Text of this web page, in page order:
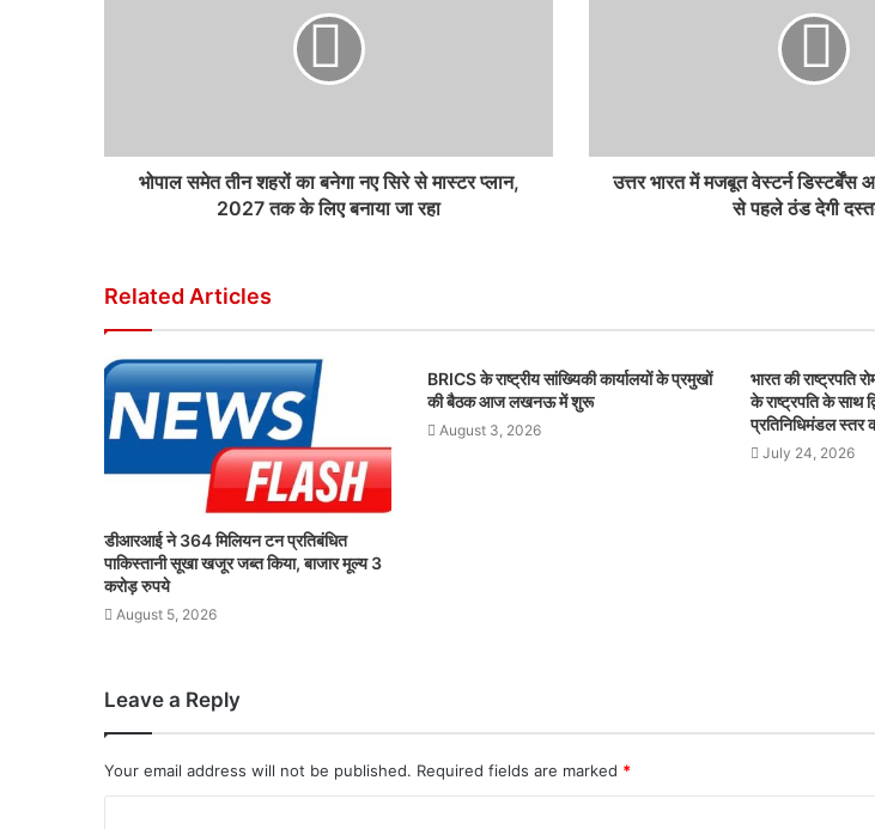
भोपाल समेत तीन शहरों का बनेगा नए सिरे से मास्टर प्लान,
2027 तक के लिए बनाया जा रहा
उत्तर भारत में मजबूत वेस्टर्न
से पहले ठंड देगी
Related Articles
डीआरआई ने 364 मिलियन टन प्रतिबंधित
पाकिस्तानी सूखा खजूर जब्त किया, बाजार मूल्य 3
करोड़ रुपये
August 5, 2026
BRICS के राष्ट्रीय सांख्यिकी कार्यालयों के प्रमुखों
की बैठक आज लखनऊ में शुरू
August 3, 2026
भारत की राष्ट्रपति
के राष्ट्रपति के साथ
प्रतिनिधिमंडल स्‍तर
July 24, 2026
Leave a Reply
Your email address will not be published. Required fields are marked *